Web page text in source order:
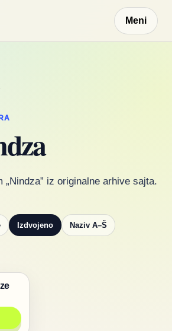
Meni
„Nindza” iz originalne arhive sajta.
Izdvojeno Naziv A–Š